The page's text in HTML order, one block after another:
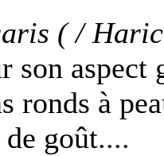
( /
son
ronds à
goût....